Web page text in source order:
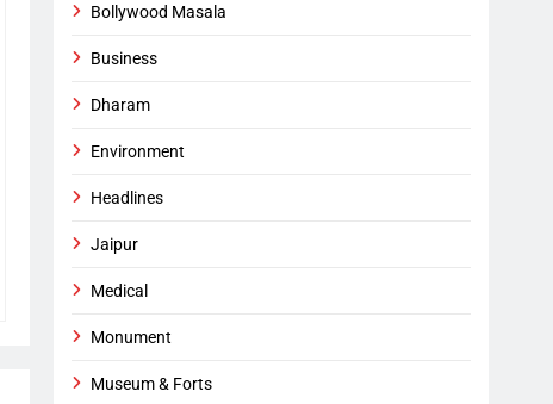
Bollywood Masala
Business
Dharam
Environment
Headlines
Jaipur
Medical
Monument
Museum & Forts